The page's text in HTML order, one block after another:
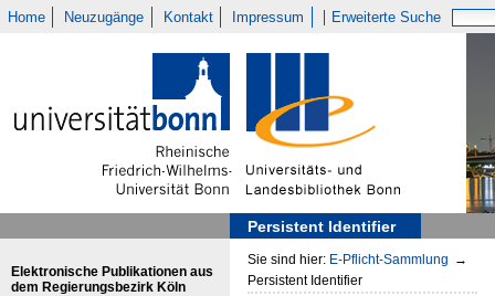
Home Neuzugänge Kontakt Impressum Erweiterte Suche
Persistent Identifier
Elektronische Publikationen aus
dem Regierungsbezirk Köln
Sie sind hier: E-Pflicht-Sammlung →
Persistent Identifier